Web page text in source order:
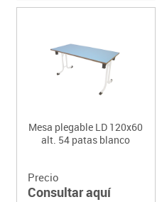
Mesa plegable LD 120x60
alt. 54 patas blanco
Precio
Consultar aquí